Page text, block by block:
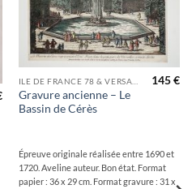
à la
wishlist
Gravure ancienne – Le
Bassin de Cérès
145€
Épreuve originale réalisée entre 1690 et
1720. Aveline auteur. Bon état. Format
papier : 36 x 29 cm. Format gravure : 31 x